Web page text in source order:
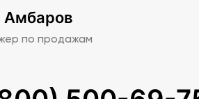
Амбаров
по продажам